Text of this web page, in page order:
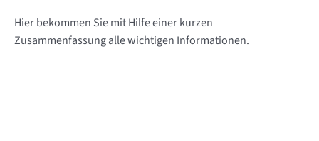
Hier bekommen Sie mit Hilfe einer kurzen
Zusammenfassung alle wichtigen Informationen.